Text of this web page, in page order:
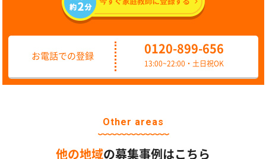
お電話での登録
0120-899-656
13:00~22:00・土日祝OK
Other areas
他の地域の募集事例はこちら